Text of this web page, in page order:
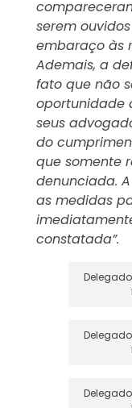
serem
embaraço às
Ademais, a
fato que não
oportunidade
seus
do
que somente
denunciada.
as medidas
constatada”.